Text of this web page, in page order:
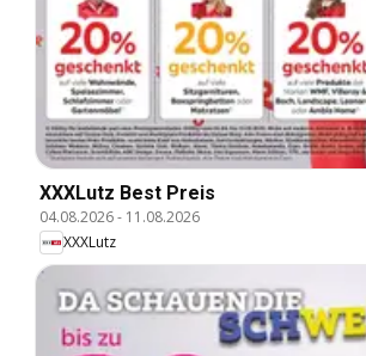
XXXLutz Best Preis
04.08.2026- 11.08.2026
XXXLutz